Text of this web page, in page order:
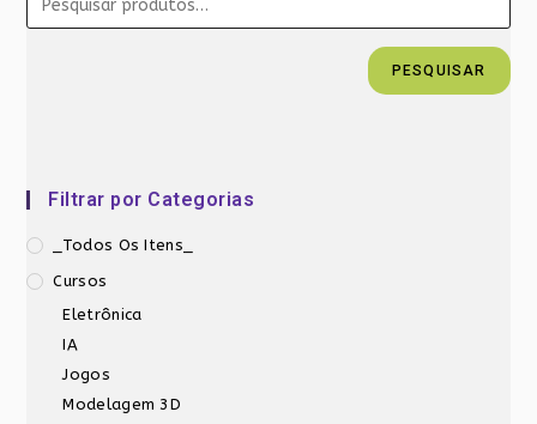
PESQUISAR
Filtrar por Categorias
_Todos Os Itens_
Cursos
Eletrônica
IA
Jogos
Modelagem 3D